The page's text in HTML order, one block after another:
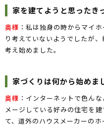
家を建てようと思ったき
奥様 ：私は独身の時からマイ
り考えていないようでしたが
考え始めました。
家づくりは何から始めま
奥様 ：インターネットで色ん
メージしている好みの住宅を
て、道外のハウスメーカーのホ